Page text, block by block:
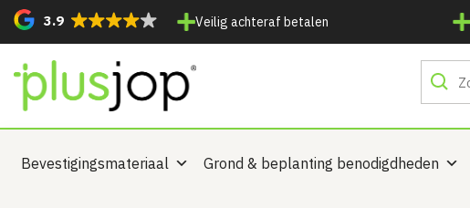
3.9 Veilig achteraf betalen
Bevestigingsmateriaal Grond & beplanting benodigdheden